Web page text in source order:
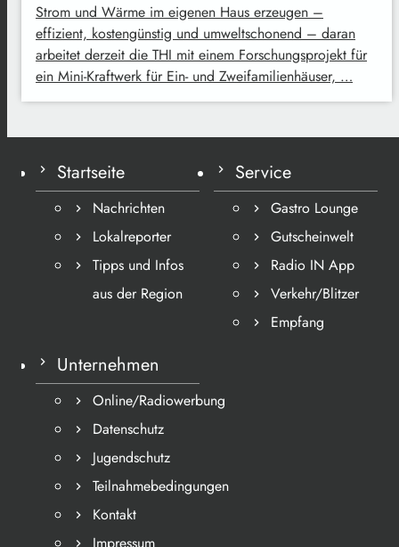
Strom und Wärme im eigenen Haus erzeugen –
effizient, kostengünstig und umweltschonend – daran
arbeitet derzeit die THI mit einem Forschungsprojekt für
ein Mini-Kraftwerk für Ein- und Zweifamilienhäuser, …
Startseite
Nachrichten
Lokalreporter
Tipps und Infos
aus der Region
Service
Gastro Lounge
Gutscheinwelt
Radio IN App
Verkehr/Blitzer
Empfang
Unternehmen
Online/Radiowerbung
Datenschutz
Jugendschutz
Teilnahmebedingungen
Kontakt